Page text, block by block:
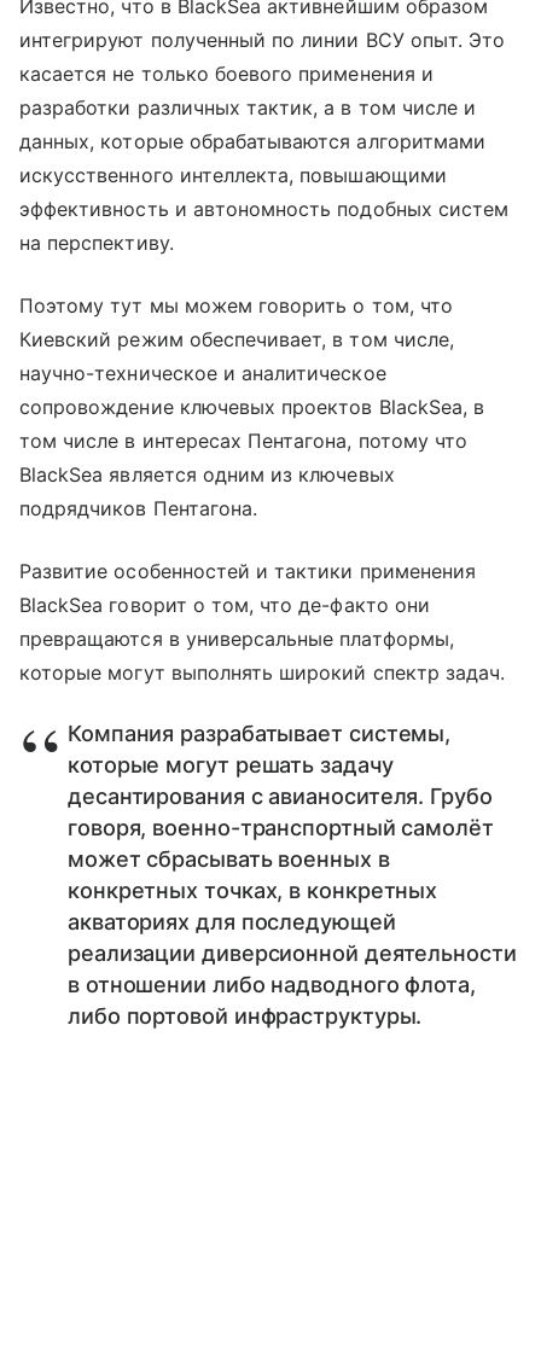
Известно, что в BlackSea активнейшим образом
интегрируют полученный по линии ВСУ опыт. Это
касается не только боевого применения и
разработки различных тактик, а в том числе и
данных, которые обрабатываются алгоритмами
искусственного интеллекта, повышающими
эффективность и автономность подобных систем
на перспективу.
Поэтому тут мы можем говорить о том, что
Киевский режим обеспечивает, в том числе,
научно-техническое и аналитическое
сопровождение ключевых проектов BlackSea, в
том числе в интересах Пентагона, потому что
BlackSea является одним из ключевых
подрядчиков Пентагона.
Развитие особенностей и тактики применения
BlackSea говорит о том, что де-факто они
превращаются в универсальные платформы,
которые могут выполнять широкий спектр задач.
Компания разрабатывает системы,
которые могут решать задачу
десантирования с авианосителя. Грубо
говоря, военно-транспортный самолёт
может сбрасывать военных в
конкретных точках, в конкретных
акваториях для последующей
реализации диверсионной деятельности
в отношении либо надводного флота,
либо портовой инфраструктуры.